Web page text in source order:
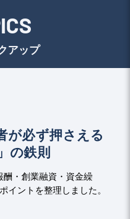
アップ
が必ず押さえる
の鉄則
酬・創業融資・資金繰
イントを整理しました。